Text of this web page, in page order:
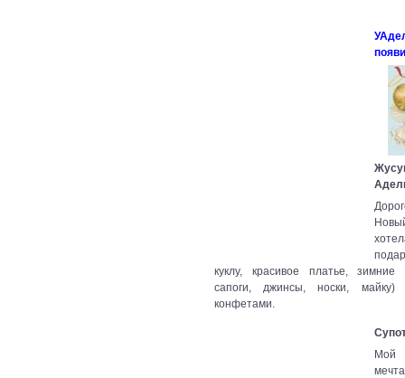
куклу, красивое платье, зимние
сапоги, джинсы, носки,
конфетами.
Мой